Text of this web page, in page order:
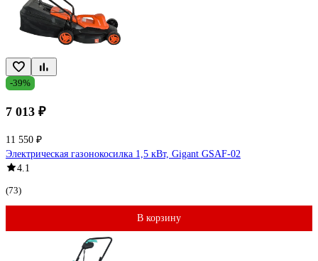
-39%
7 013 ₽
11 550 ₽
Электрическая газонокосилка 1,5 кВт, Gigant GSAF-02
4.1
(73)
В корзину